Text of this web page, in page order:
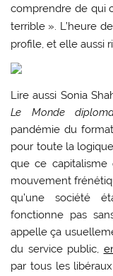
comprendre de qui
terrible ». L’heure
profile, et elle aussi
Lire aussi Sonia
Le Monde
pandémie du
pour toute la
que ce capitalisme
mouvement
qu’une société
fonctionne pas
appelle ça
du service public,
par tous les